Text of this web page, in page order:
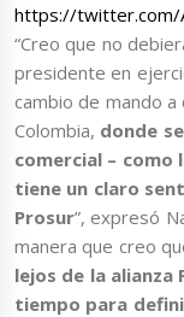
https://twitter.com/
“Creo que no
presidente en
cambio de mando a
Colombia, donde
comercial – como
tiene un claro
Prosur”, expresó
manera que creo
lejos de la
tiempo para